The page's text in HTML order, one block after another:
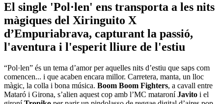
El single 'Pol·len' ens transporta a les nits
màgiques del Xiringuito X
d’Empuriabrava, capturant la passió,
l'aventura i l'esperit lliure de l'estiu
“Pol·len” és un tema d’amor per aquelles nits d’estiu que saps com
comencen... i que acaben encara millor. Carretera, manta, un lloc
màgic, la colla i bona música. Boom Boom Fighters, a cavall entre
Mataró i Girona, s’alien aquest cop amb l’MC mataroníJavito i el